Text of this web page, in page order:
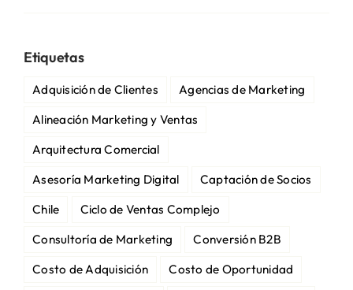
Etiquetas
Adquisición de Clientes
Agencias de Marketing
Alineación Marketing y Ventas
Arquitectura Comercial
Asesoría Marketing Digital
Captación de Socios
Chile
Ciclo de Ventas Complejo
Consultoría de Marketing
Conversión B2B
Costo de Adquisición
Costo de Oportunidad